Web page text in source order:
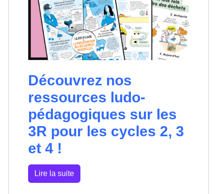
Découvrez nos
ressources ludo-
pédagogiques sur les
3R pour les cycles 2, 3
et 4 !
Lire la suite